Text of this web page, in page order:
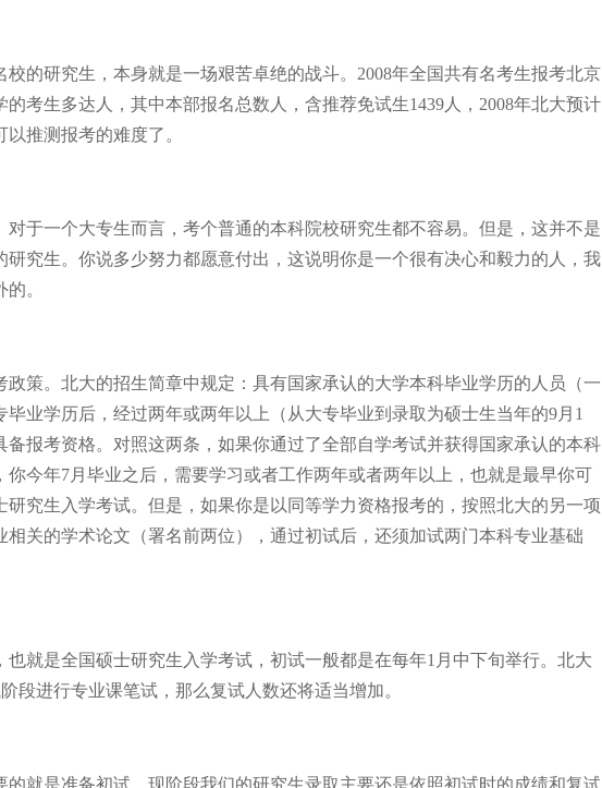
的研究生，本身就是一场艰苦卓绝的战斗。2008年全国共有名考生报考北京
考生多达人，其中本部报名总数人，含推荐免试生1439人，2008年北大预计
推测报考的难度了。
于一个大专生而言，考个普通的本科院校研究生都不容易。但是，这并不是
究生。你说多少努力都愿意付出，这说明你是一个很有决心和毅力的人，我
。
策。北大的招生简章中规定：具有国家承认的大学本科毕业学历的人员（一
业学历后，经过两年或两年以上（从大专毕业到录取为硕士生当年的9月1
报考资格。对照这两条，如果你通过了全部自学考试并获得国家承认的本科
今年7月毕业之后，需要学习或者工作两年或者两年以上，也就是最早你可
究生入学考试。但是，如果你是以同等学力资格报考的，按照北大的另一项
关的学术论文（署名前两位），通过初试后，还须加试两门本科专业基础
就是全国硕士研究生入学考试，初试一般都是在每年1月中下旬举行。北大
段进行专业课笔试，那么复试人数还将适当增加。
就是准备初试，现阶段我们的研究生录取主要还是依照初试时的成绩和复试